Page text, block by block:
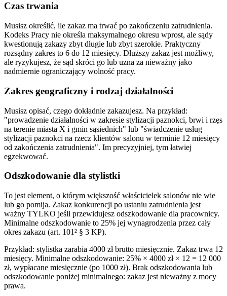
Czas trwania
Musisz określić, ile zakaz ma trwać po zakończeniu zatrudnienia.
Kodeks Pracy nie określa maksymalnego okresu wprost, ale sądy
kwestionują zakazy zbyt długie lub zbyt szerokie. Praktyczny
rozsądny zakres to 6 do 12 miesięcy. Dłuższy zakaz jest możliwy,
ale ryzykujesz, że sąd skróci go lub uzna za nieważny jako
nadmiernie ograniczający wolność pracy.
Zakres geograficzny i rodzaj działalności
Musisz opisać, czego dokładnie zakazujesz. Na przykład:
"prowadzenie działalności w zakresie stylizacji paznokci, brwi i rzęs
na terenie miasta X i gmin sąsiednich" lub "świadczenie usług
stylizacji paznokci na rzecz klientów salonu w terminie 12 miesięcy
od zakończenia zatrudnienia". Im precyzyjniej, tym łatwiej
egzekwować.
Odszkodowanie dla stylistki
To jest element, o którym większość właścicielek salonów nie wie
lub go pomija. Zakaz konkurencji po ustaniu zatrudnienia jest
ważny TYLKO jeśli przewidujesz odszkodowanie dla pracownicy.
Minimalne odszkodowanie to 25% jej wynagrodzenia przez cały
okres zakazu (art. 101² § 3 KP).
Przykład: stylistka zarabia 4000 zł brutto miesięcznie. Zakaz trwa 12
miesięcy. Minimalne odszkodowanie: 25% × 4000 zł × 12 = 12 000
zł, wypłacane miesięcznie (po 1000 zł). Brak odszkodowania lub
odszkodowanie poniżej minimalnego: zakaz jest nieważny z mocy
prawa.